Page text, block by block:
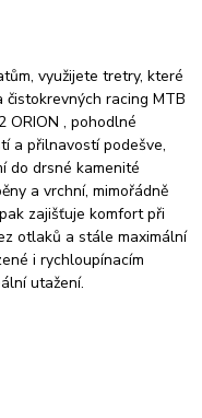
využijete tretry, které
racing MTB
ORION , pohodlné
a přilnavostí podešve,
do drsné kamenité
a vrchní, mimořádně
zajišťuje komfort při
otlaků a stále maximální
i rychloupínacím
utažení.